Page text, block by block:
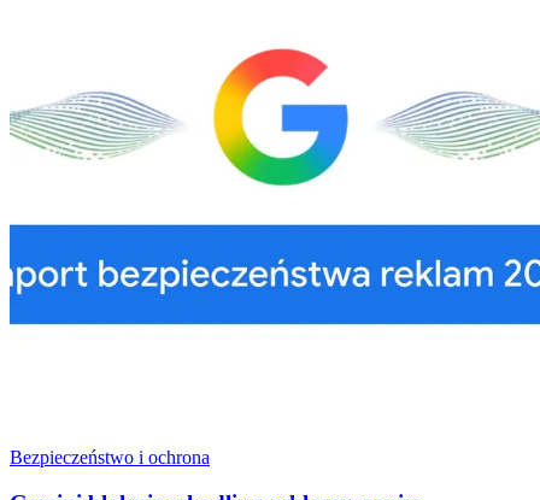
Bezpieczeństwo i ochrona